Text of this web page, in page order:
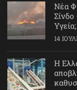
Νέα
Υγεία;
14
Η